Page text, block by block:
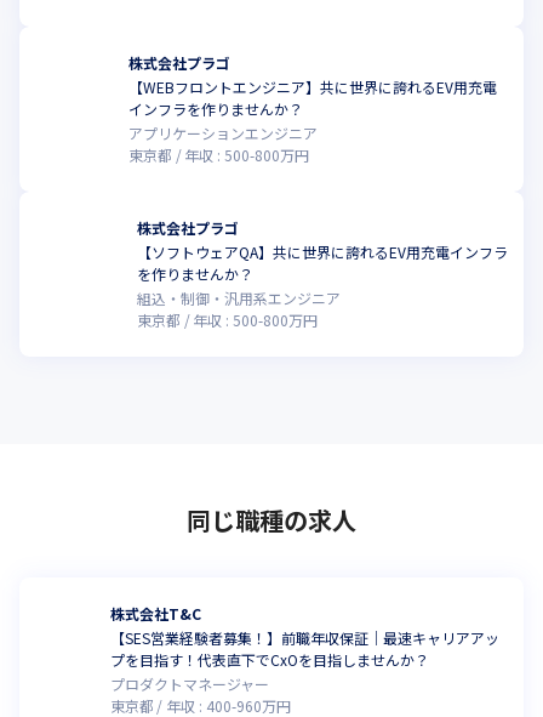
株式会社プラゴ
【WEBフロントエンジニア】共に世界に誇れるEV用充電
インフラを作りませんか？
アプリケーションエンジニア
東京都
年収 :500-800万円
株式会社プラゴ
【ソフトウェアQA】共に世界に誇れるEV用充電インフラ
を作りませんか？
組込・制御・汎用系エンジニア
東京都
年収 :500-800万円
同じ職種の求人
株式会社T&C
【SES営業経験者募集！】前職年収保証｜最速キャリアアッ
プを目指す！代表直下でCxOを目指しませんか？
プロダクトマネージャー
東京都
年収 : 400-960万円